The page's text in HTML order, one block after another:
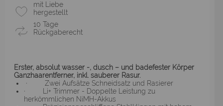
mit Liebe
hergestellt
10 Tage
Rückgaberecht
Erster, absolut wasser -, dusch – und badefester Körper
Ganzhaarentferner, inkl. sauberer Rasur.
· Zwei Aufsätze Schneidsatz und Rasierer
· Li+ Trimmer - Doppelte Leistung zu
herkömmlichen NiMH-Akkus